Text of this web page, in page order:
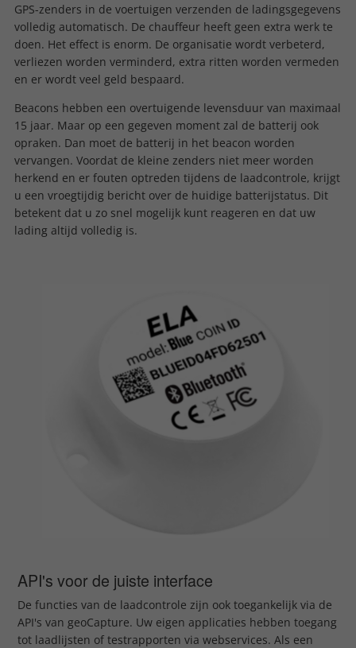
GPS-zenders in de voertuigen verzenden de ladingsgegevens
volledig automatisch. De chauffeur heeft geen extra werk te
doen. Het effect is enorm. De organisatie wordt verbeterd,
verliezen worden verminderd, extra ritten worden vermeden
en er wordt veel geld bespaard.
Beacons hebben een overtuigende levensduur van maximaal
15 jaar. Maar op een gegeven moment zal de batterij ook
opraken. Dan moet de batterij in het beacon worden
vervangen. Voordat de kleine zenders niet meer worden
herkend en er fouten optreden tijdens de laadcontrole, krijgt
u een vroegtijdig bericht over de huidige batterijstatus. Dit
betekent dat u zo snel mogelijk kunt reageren en dat uw
lading altijd volledig is.
API's voor de juiste interface
De functies van de laadcontrole zijn ook toegankelijk via de
API's van geoCapture. Uw eigen applicaties hebben toegang
tot laadlijsten of testrapporten via webservices. Als een